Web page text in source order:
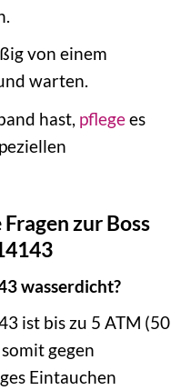
von einem
warten.
hast, pflegees
zur Boss
wasserdicht?
ist bis zu 5 ATM (50
gegen
Eintauchen